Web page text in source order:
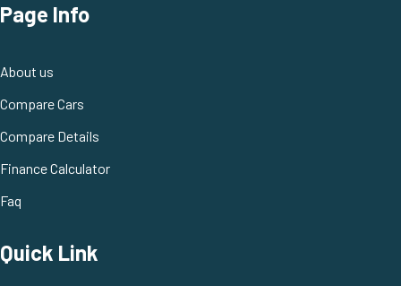
Page Info
About us
Compare Cars
Compare Details
Finance Calculator
Faq
Quick Link